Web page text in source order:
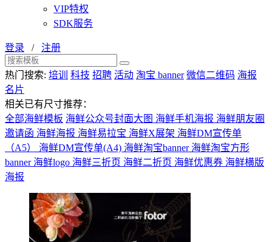
VIP特权
SDK服务
登录 / 注册
热门搜索: 培训 科技 招聘 活动 淘宝 banner 微信二维码 海报
名片
相关已有尺寸推荐：
全部海鲜模板 海鲜公众号封面大图 海鲜手机海报 海鲜朋友圈
邀请函 海鲜海报 海鲜易拉宝 海鲜X展架 海鲜DM宣传单
（A5） 海鲜DM宣传单(A4) 海鲜淘宝banner 海鲜淘宝方形
banner 海鲜logo 海鲜三折页 海鲜二折页 海鲜优惠券 海鲜横版
海报